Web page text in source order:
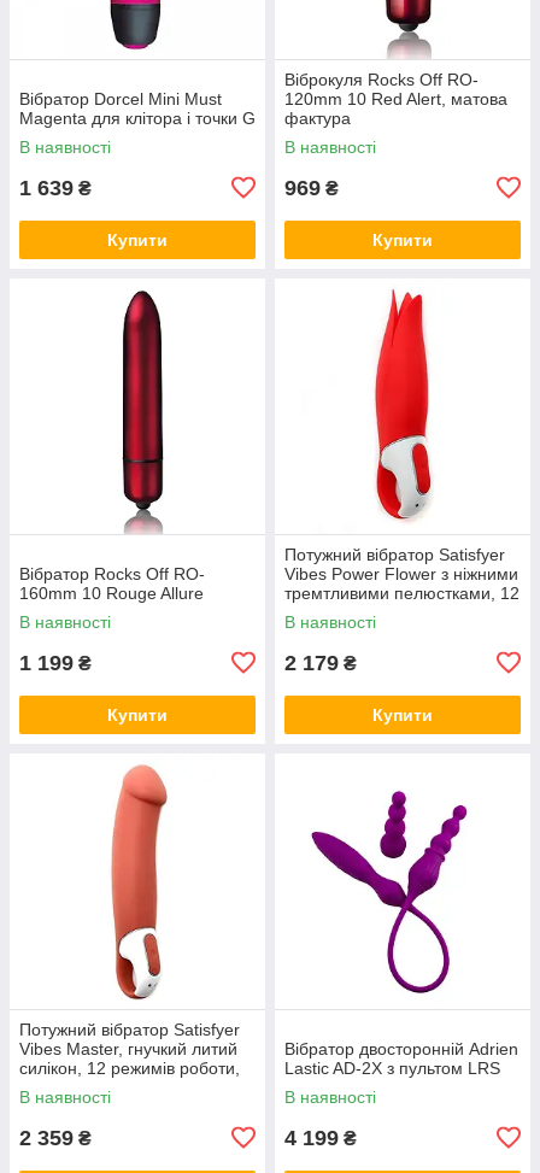
Вібратор Dorcel Mini Must
Magenta для клітора і точки G
В наявності
1 639 ₴
Купити
Віброкуля Rocks Off RO-
120mm 10 Red Alert, матова
фактура
В наявності
969 ₴
Купити
Вібратор Rocks Off RO-
160mm 10 Rouge Allure
В наявності
1 199 ₴
Купити
Потужний вібратор Satisfyer
Vibes Power Flower з ніжними
тремтливими пелюстками, 12
режимів роботи
В наявності
2 179 ₴
Купити
Потужний вібратор Satisfyer
Vibes Master, гнучкий литий
силікон, 12 режимів роботи,
діаметр 46 мм
В наявності
2 359 ₴
Вібратор двосторонній Adrien
Lastic AD-2X з пультом LRS
В наявності
4 199 ₴